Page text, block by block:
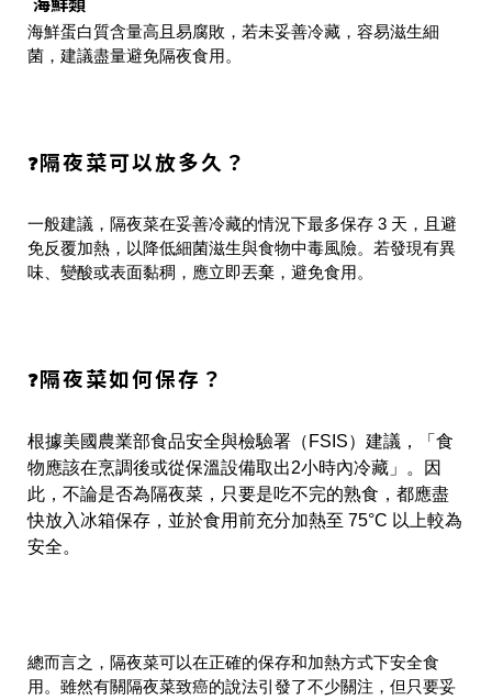
海鮮蛋白質含量高且易腐敗，若未妥善冷藏，容易滋生細
菌，建議盡量避免隔夜食用。
❓隔夜菜可以放多久？
一般建議，隔夜菜在妥善冷藏的情況下最多保存 3 天，且避
免反覆加熱，以降低細菌滋生與食物中毒風險。若發現有異
味、變酸或表面黏稠，應立即丟棄，避免食用。
❓隔夜菜如何保存？
根據美國農業部食品安全與檢驗署（FSIS）建議，「食
物應該在烹調後或從保溫設備取出2小時內冷藏」。因
此，不論是否為隔夜菜，只要是吃不完的熟食，都應盡
快放入冰箱保存，並於食用前充分加熱至 75°C 以上較為
安全。
總而言之，隔夜菜可以在正確的保存和加熱方式下安全食
用。雖然有關隔夜菜致癌的說法引發了不少關注，但只要妥